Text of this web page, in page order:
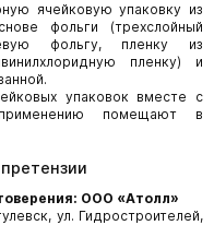
ячейковую упаковку из
фольги (трехслойный
фольгу, пленку из
пленку) и
упаковок вместе с
помещают в
ООО «Атолл»
ул. Гидростроителей,